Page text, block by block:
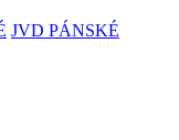
JVD PÁNSKÉ